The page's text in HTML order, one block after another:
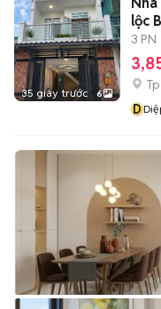
35 giây trước 6
lộc
3 PN
D